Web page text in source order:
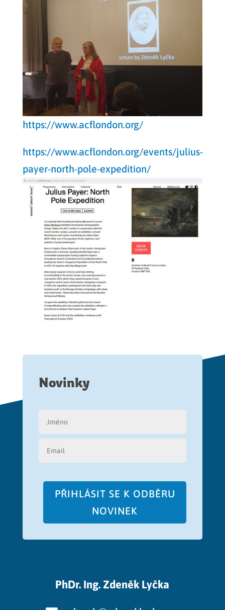
https://www.acflondon.org/
https://www.acflondon.org/events/julius-
payer-north-pole-expedition/
Novinky
PŘIHLÁSIT SE K ODBĚRU
NOVINEK
PhDr. Ing. Zdeněk Lyčka